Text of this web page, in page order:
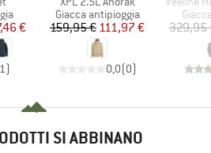
ridotto
€
1)
Gruppo di prodotti
Giacca antipioggia
Prezzo
159,95 €Prezzo ridotto
111,97 €
0,0(0)
329,95
SI ABBINANO